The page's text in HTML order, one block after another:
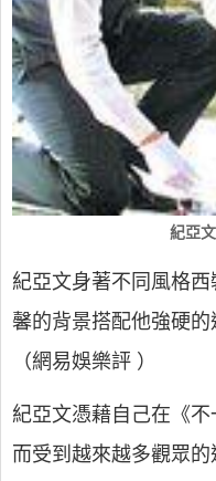
紀亞
紀亞文身著不同風格
馨的背景搭配他強硬的
（網易娛樂評 ）
紀亞文憑藉自己在《
而受到越來越多觀眾